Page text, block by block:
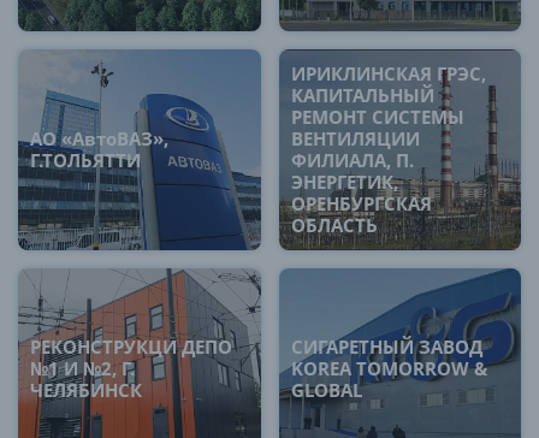
АО «АвтоВАЗ»,
Г.ТОЛЬЯТТИ
ИРИКЛИНСКАЯ ГРЭС,
КАПИТАЛЬНЫЙ
РЕМОНТ СИСТЕМЫ
ВЕНТИЛЯЦИИ
ФИЛИАЛА, П.
ЭНЕРГЕТИК,
ОРЕНБУРГСКАЯ
ОБЛАСТЬ
РЕКОНСТРУКЦИ ДЕПО
№1 И №2, Г.
ЧЕЛЯБИНСК
СИГАРЕТНЫЙ ЗАВОД
KOREA TOMORROW &
GLOBAL